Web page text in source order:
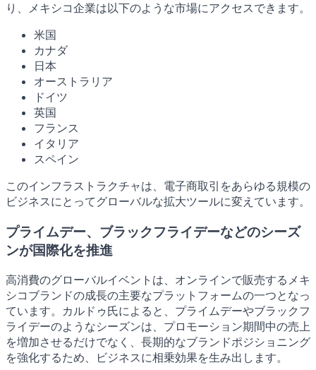
り、メキシコ企業は以下のような市場にアクセスできます。
米国
カナダ
日本
オーストラリア
ドイツ
英国
フランス
イタリア
スペイン
このインフラストラクチャは、電子商取引をあらゆる規模の
ビジネスにとってグローバルな拡大ツールに変えています。
プライムデー、ブラックフライデーなどのシーズ
ンが国際化を推進
高消費のグローバルイベントは、オンラインで販売するメキ
シコブランドの成長の主要なプラットフォームの一つとなっ
ています。カルドゥ氏によると、プライムデーやブラックフ
ライデーのようなシーズンは、プロモーション期間中の売上
を増加させるだけでなく、長期的なブランドポジショニング
を強化するため、ビジネスに相乗効果を生み出します。